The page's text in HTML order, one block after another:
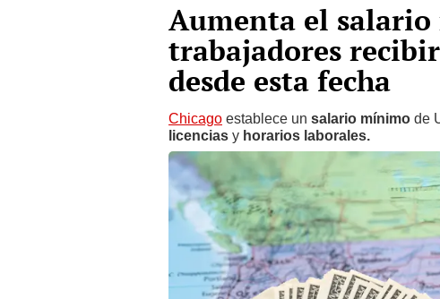
Aumenta el
trabajadores
desde esta fecha
Chicago establece un salario mínimo de
licencias y horarios laborales.